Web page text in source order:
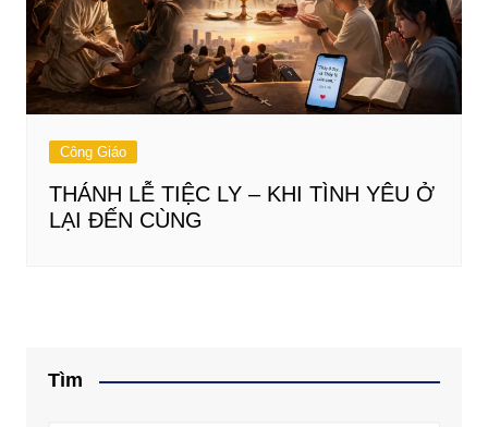
Công Giáo
THÁNH LỄ TIỆC LY – KHI TÌNH YÊU Ở
LẠI ĐẾN CÙNG
Tìm